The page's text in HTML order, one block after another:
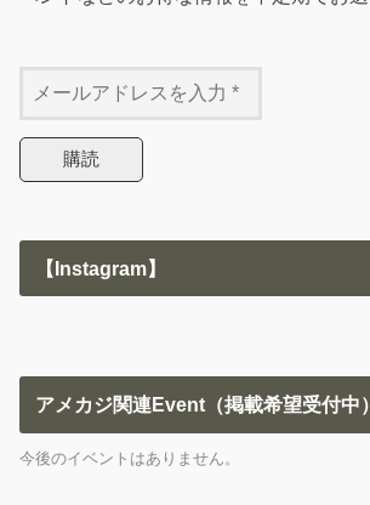
【Instagram】
アメカジ関連Event（掲載希望受付中）
今後のイベントはありません。